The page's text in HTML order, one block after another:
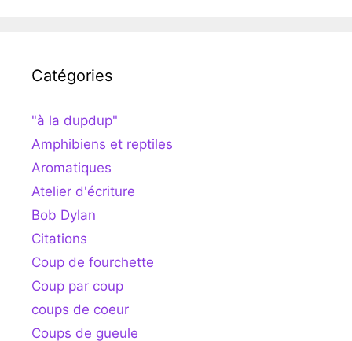
Catégories
"à la dupdup"
Amphibiens et reptiles
Aromatiques
Atelier d'écriture
Bob Dylan
Citations
Coup de fourchette
Coup par coup
coups de coeur
Coups de gueule